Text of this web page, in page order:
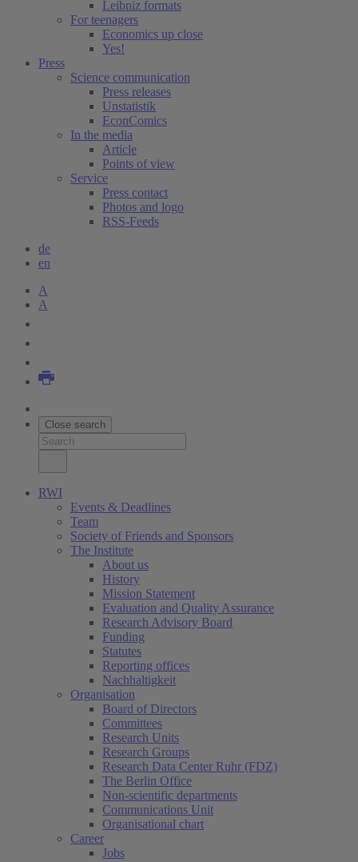
Leibniz formats
For teenagers
Economics up close
Yes!
Press
Science communication
Press releases
Unstatistik
EconComics
In the media
Article
Points of view
Service
Press contact
Photos and logo
RSS-Feeds
de
en
A
A
Close search
RWI
Events & Deadlines
Team
Society of Friends and Sponsors
The Institute
About us
History
Mission Statement
Evaluation and Quality Assurance
Research Advisory Board
Funding
Statutes
Reporting offices
Nachhaltigkeit
Organisation
Board of Directors
Committees
Research Units
Research Groups
Research Data Center Ruhr (FDZ)
The Berlin Office
Non-scientific departments
Communications Unit
Organisational chart
Career
Jobs